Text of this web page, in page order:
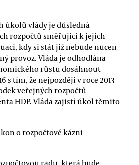
úkolů vlády je důsledná
rozpočtů směřující k jejich
kdy si stát již nebude nucen
provoz. Vláda je odhodlána
růstu dosáhnout
s tím, že nejpozději v roce 2013
veřejných rozpočtů
HDP. Vláda zajistí úkol těmito
o rozpočtové kázni
radu, která bude